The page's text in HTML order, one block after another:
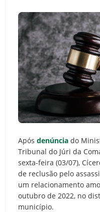
Após denúncia do
Tribunal do Júri da
sexta-feira (03/07),
de reclusão pelo
um relacionamento
outubro de 2022, no
município.